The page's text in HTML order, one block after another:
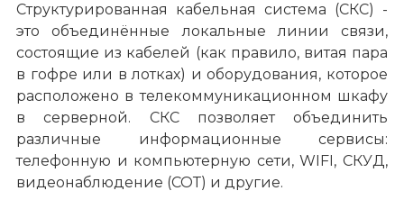
Структурированная кабельная система (СКС) -
это объединённые локальные линии связи,
состоящие из кабелей (как правило, витая пара
в гофре или в лотках) и оборудования, которое
расположено в телекоммуникационном шкафу
в серверной. СКС позволяет объединить
различные информационные сервисы:
телефонную и компьютерную сети, WIFI, СКУД,
видеонаблюдение (СОТ) и другие.